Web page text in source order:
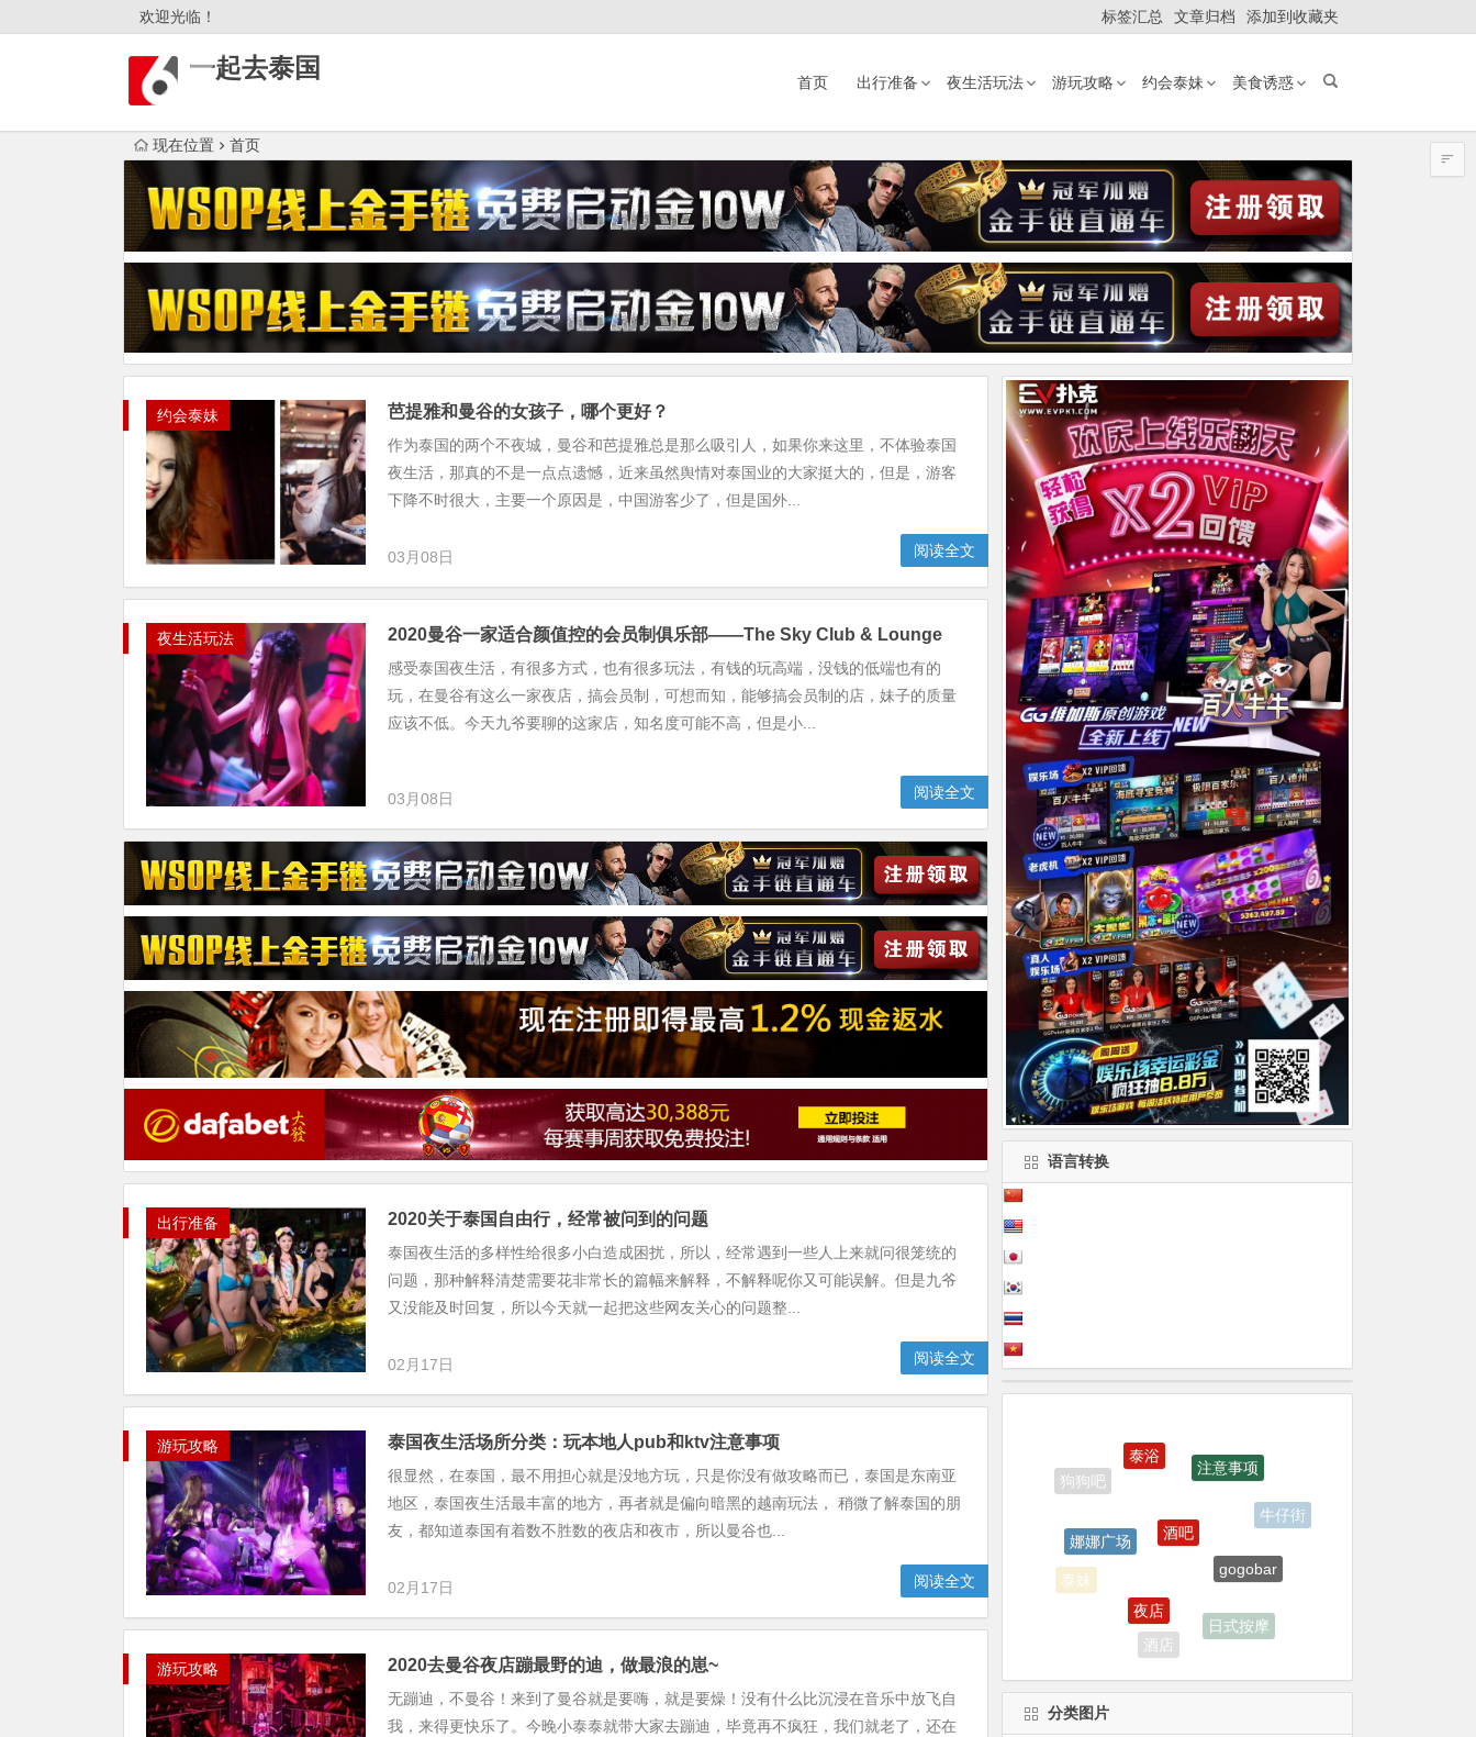
欢迎光临！ 标签汇总 文章归档 添加到收藏夹
一起去泰国 首页 出行准备 夜生活玩法 游玩攻略 约会泰妹 美食诱惑
现在位置 首页
约会泰妹 芭提雅和曼谷的女孩子，哪个更好？
作为泰国的两个不夜城，曼谷和芭提雅总是那么吸引人，如果你来这里，不体验泰国
夜生活，那真的不是一点点遗憾，近来虽然舆情对泰国业的大家挺大的，但是，游客
下降不时很大，主要一个原因是，中国游客少了，但是国外...
03月08日 阅读全文
夜生活玩法 2020曼谷一家适合颜值控的会员制俱乐部——The Sky Club & Lounge
感受泰国夜生活，有很多方式，也有很多玩法，有钱的玩高端，没钱的低端也有的
玩，在曼谷有这么一家夜店，搞会员制，可想而知，能够搞会员制的店，妹子的质量
应该不低。今天九爷要聊的这家店，知名度可能不高，但是小...
03月08日 阅读全文
出行准备 2020关于泰国自由行，经常被问到的问题
泰国夜生活的多样性给很多小白造成困扰，所以，经常遇到一些人上来就问很笼统的
问题，那种解释清楚需要花非常长的篇幅来解释，不解释呢你又可能误解。但是九爷
又没能及时回复，所以今天就一起把这些网友关心的问题整...
02月17日 阅读全文
游玩攻略 泰国夜生活场所分类：玩本地人pub和ktv注意事项
很显然，在泰国，最不用担心就是没地方玩，只是你没有做攻略而已，泰国是东南亚
地区，泰国夜生活最丰富的地方，再者就是偏向暗黑的越南玩法， 稍微了解泰国的朋
友，都知道泰国有着数不胜数的夜店和夜市，所以曼谷也...
02月17日 阅读全文
游玩攻略 2020去曼谷夜店蹦最野的迪，做最浪的崽~
无蹦迪，不曼谷！来到了曼谷就是要嗨，就是要燥！没有什么比沉浸在音乐中放飞自
我，来得更快乐了。今晚小泰泰就带大家去蹦迪，毕竟再不疯狂，我们就老了，还在
语言转换
牛仔街
泰妹
娜娜广场
酒吧
gogobar
酒店
夜店
分类图片